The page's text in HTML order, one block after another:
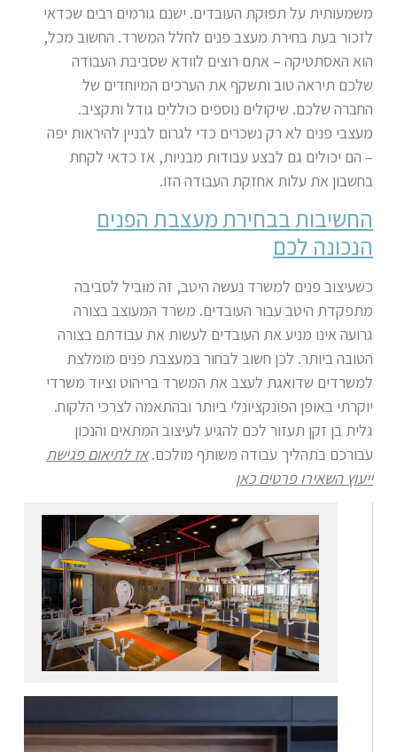
משמעותית על תפוקת העובדים. ישנם גורמים רבים שכדאי
לזכור בעת בחירת מעצב פנים לחלל המשרד. החשוב מכל,
הוא האסתטיקה – אתם רוצים לוודא שסביבת העבודה
שלכם תיראה טוב ותשקף את הערכים המיוחדים של
החברה שלכם. שיקולים נוספים כוללים גודל ותקציב.
מעצבי פנים לא רק נשכרים כדי לגרום לבניין להיראות יפה
– הם יכולים גם לבצע עבודות מבניות, אז כדאי לקחת
בחשבון את עלות אחזקת העבודה הזו.
החשיבות בבחירת מעצבת הפנים
הנכונה לכם
כשעיצוב פנים למשרד נעשה היטב, זה מוביל לסביבה
מתפקדת היטב עבור העובדים. משרד המעוצב בצורה
גרועה אינו מניע את העובדים לעשות את עבודתם בצורה
הטובה ביותר. לכן חשוב לבחור במעצבת פנים מומלצת
למשרדים שדואגת לעצב את המשרד בריהוט וציוד משרדי
יוקרתי באופן הפונקציונלי ביותר ובהתאמה לצרכי הלקוח.
גלית בן זקן תעזור לכם להגיע לעיצוב המתאים והנכון
עבורכם בתהליך עבודה משותף מולכם.אז לתיאום פגישת
ייעוץ השאירו פרטים כאן